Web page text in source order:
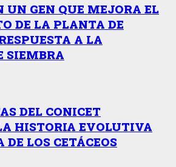
GEN QUE MEJORA EL
DE LA PLANTA DE
A LA
SIEMBRA
DEL CONICET
HISTORIA EVOLUTIVA
DE LOS CETÁCEOS